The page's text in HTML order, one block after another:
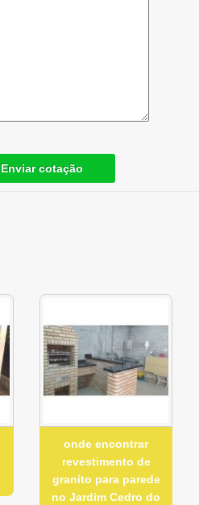
Enviar cotação
onde encontrar
revestimento de
granito para parede
no Jardim Cedro do